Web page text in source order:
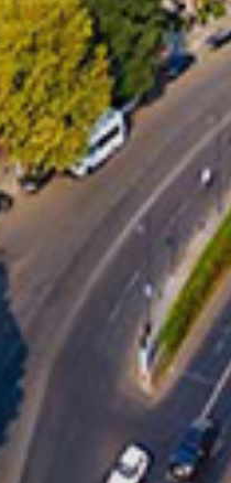
تور سوباتان
تور چابهار
تور مرداب هسل
تور کاشان
تور اصفهان
تور ترکمن صحرا
تور آفرود